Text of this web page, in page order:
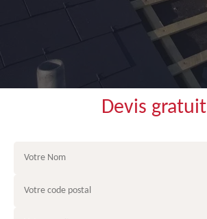
Devis gratuit